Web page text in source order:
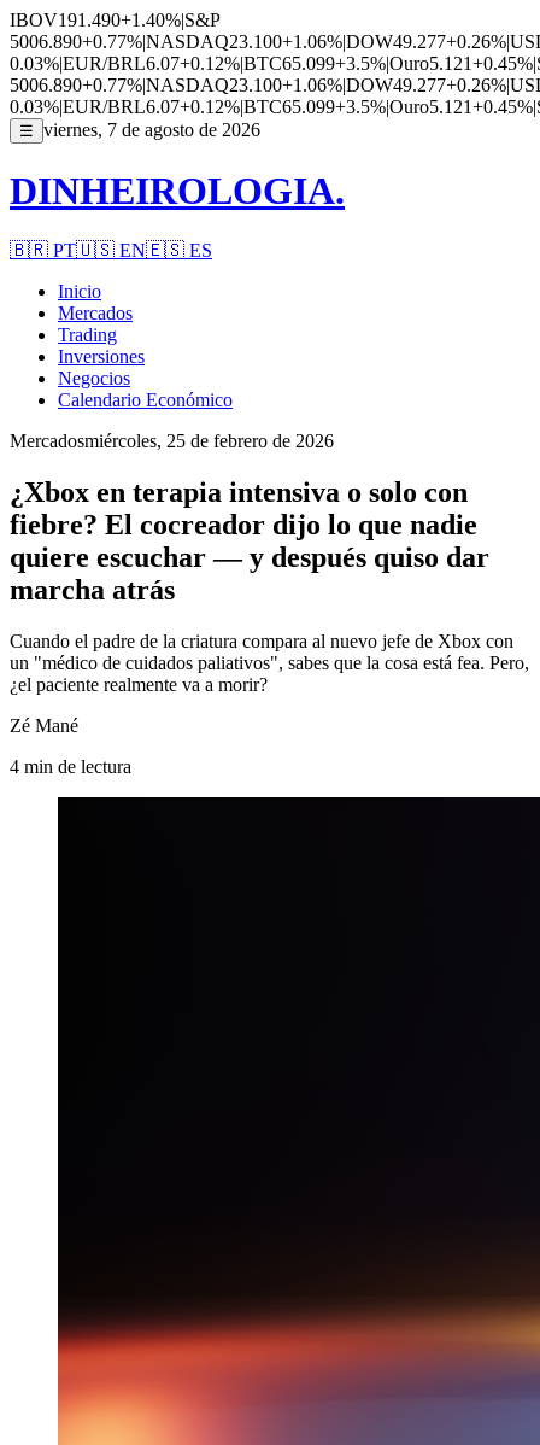
IBOV191.490+1.40%|S&P
5006.890+0.77%|NASDAQ23.100+1.06%|DOW49.277+0.26%|
0.03%|EUR/BRL6.07+0.12%|BTC65.099+3.5%|Ouro5.121+0.45%|
5006.890+0.77%|NASDAQ23.100+1.06%|DOW49.277+0.26%|
0.03%|EUR/BRL6.07+0.12%|BTC65.099+3.5%|Ouro5.121+0.45%|
☰ viernes, 7 de agosto de 2026
DINHEIROLOGIA.
🇧🇷 PT🇺🇸 EN🇪🇸 ES
Inicio
Mercados
Trading
Inversiones
Negocios
Calendario Económico
Mercadosmiércoles, 25 de febrero de 2026
¿Xbox en terapia intensiva o solo con
fiebre? El cocreador dijo lo que nadie
quiere escuchar — y después quiso dar
marcha atrás
Cuando el padre de la criatura compara al nuevo jefe de Xbox con
un "médico de cuidados paliativos", sabes que la cosa está fea. Pero,
¿el paciente realmente va a morir?
Zé Mané
4 min de lectura